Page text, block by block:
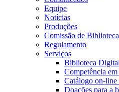
Equipe
Notícias
Produções
Comissão de Biblioteca
Regulamento
Serviços
Biblioteca
Competência
Catálogo on-
Doações para a